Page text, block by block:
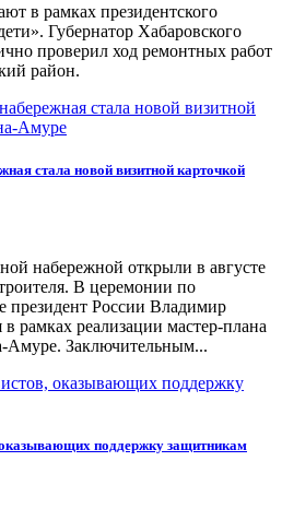
в рамках президентского
Губернатор Хабаровского
проверил ход ремонтных работ
район.
стала новой визитной карточкой
набережной открыли в августе
В церемонии по
президент России Владимир
рамках реализации мастер-плана
Амуре. Заключительным...
поддержку защитникам